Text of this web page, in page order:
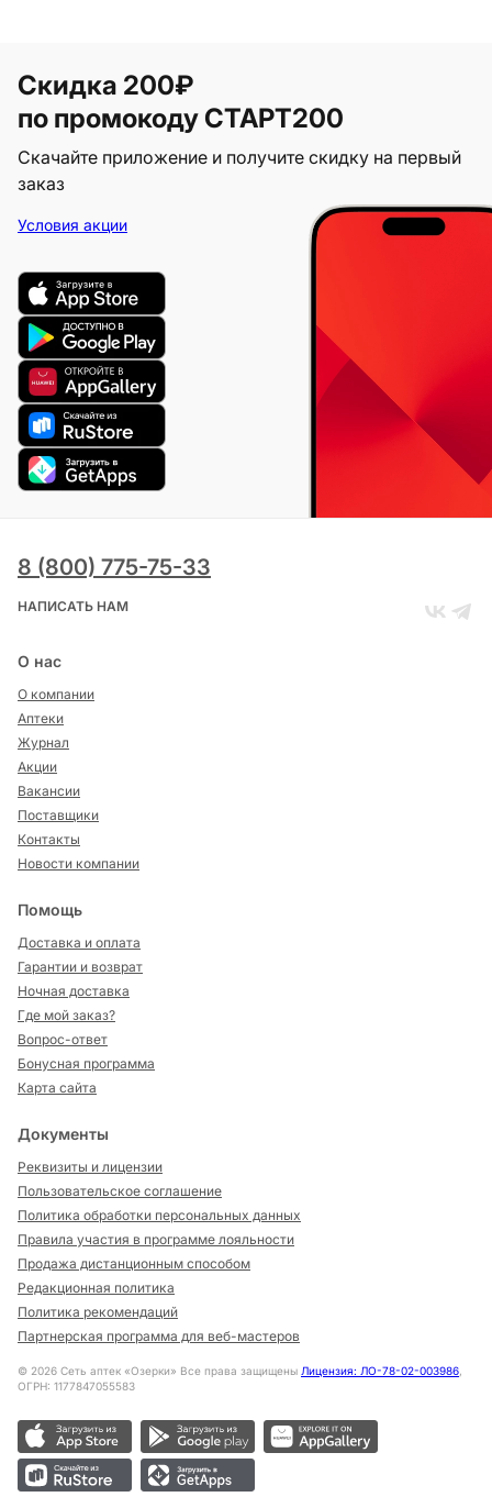
Скидка 200₽
по промокоду СТАРТ200
Скачайте приложение и получите скидку на первый
заказ
Условия акции
8 (800) 775-75-33
НАПИСАТЬ НАМ
О нас
О компании
Аптеки
Журнал
Акции
Вакансии
Поставщики
Контакты
Новости компании
Помощь
Доставка и оплата
Гарантии и возврат
Ночная доставка
Где мой заказ?
Вопрос-ответ
Бонусная программа
Карта сайта
Документы
Реквизиты и лицензии
Пользовательское соглашение
Политика обработки персональных данных
Правила участия в программе лояльности
Продажа дистанционным способом
Редакционная политика
Политика рекомендаций
Партнерская программа для веб-мастеров
© 2026 Сеть аптек «Озерки» Все права защищены Лицензия: ЛО-78-02-003986,
ОГРН: 1177847055583